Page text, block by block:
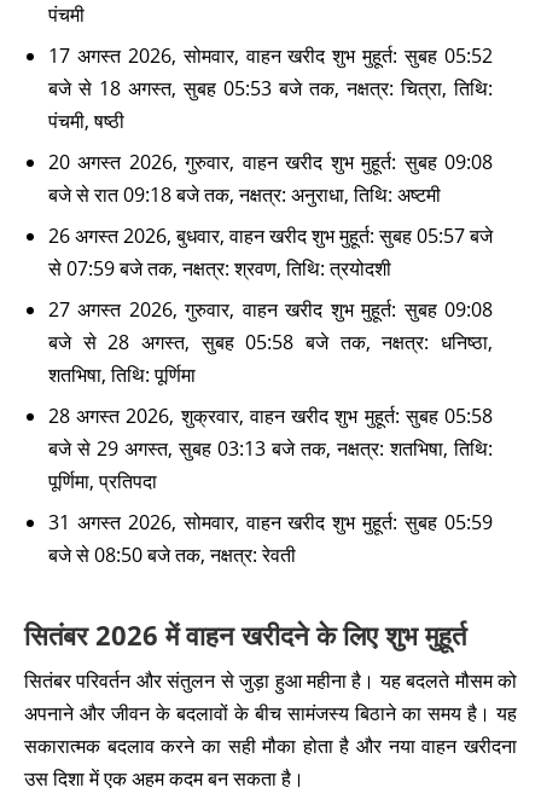
पंचमी
17 अगस्त 2026, सोमवार, वाहन खरीद शुभ मुहूर्त: सुबह 05:52
बजे से 18 अगस्त, सुबह 05:53 बजे तक, नक्षत्र: चित्रा, तिथि:
पंचमी, षष्ठी
20 अगस्त 2026, गुरुवार, वाहन खरीद शुभ मुहूर्त: सुबह 09:08
बजे से रात 09:18 बजे तक, नक्षत्र: अनुराधा, तिथि: अष्टमी
26 अगस्त 2026, बुधवार, वाहन खरीद शुभ मुहूर्त: सुबह 05:57 बजे
से 07:59 बजे तक, नक्षत्र: श्रवण, तिथि: त्रयोदशी
27 अगस्त 2026, गुरुवार, वाहन खरीद शुभ मुहूर्त: सुबह 09:08
बजे से 28 अगस्त, सुबह 05:58 बजे तक, नक्षत्र: धनिष्ठा,
शतभिषा, तिथि: पूर्णिमा
28 अगस्त 2026, शुक्रवार, वाहन खरीद शुभ मुहूर्त: सुबह 05:58
बजे से 29 अगस्त, सुबह 03:13 बजे तक, नक्षत्र: शतभिषा, तिथि:
पूर्णिमा, प्रतिपदा
31 अगस्त 2026, सोमवार, वाहन खरीद शुभ मुहूर्त: सुबह 05:59
बजे से 08:50 बजे तक, नक्षत्र: रेवती
सितंबर 2026 में वाहन खरीदने के लिए शुभ मुहूर्त
सितंबर परिवर्तन और संतुलन से जुड़ा हुआ महीना है। यह बदलते मौसम को
अपनाने और जीवन के बदलावों के बीच सामंजस्य बिठाने का समय है। यह
सकारात्मक बदलाव करने का सही मौका होता है और नया वाहन खरीदना
उस दिशा में एक अहम कदम बन सकता है।